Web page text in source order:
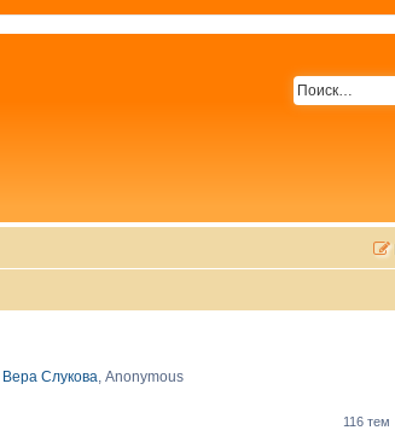
Вера Слукова, Anonymous
116 тем